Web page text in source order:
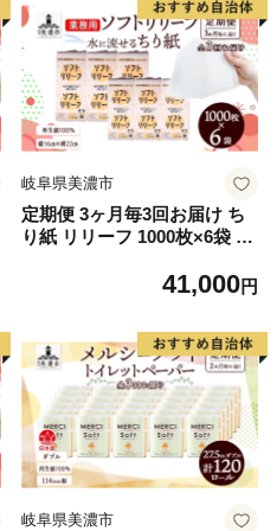
護 ペット 病院 川一製紙 送料
無料 岐阜県 美濃市
岐阜県美濃市
定期便 3ヶ月毎3回お届け ち
り紙 リリーフ 1000枚×6袋 紙
落とし紙 ペーパー 紙 紙製品
め買い トイレに流せる 介護
川一製紙 送料無料 岐阜県 美
濃市
41,000円
岐阜県美濃市